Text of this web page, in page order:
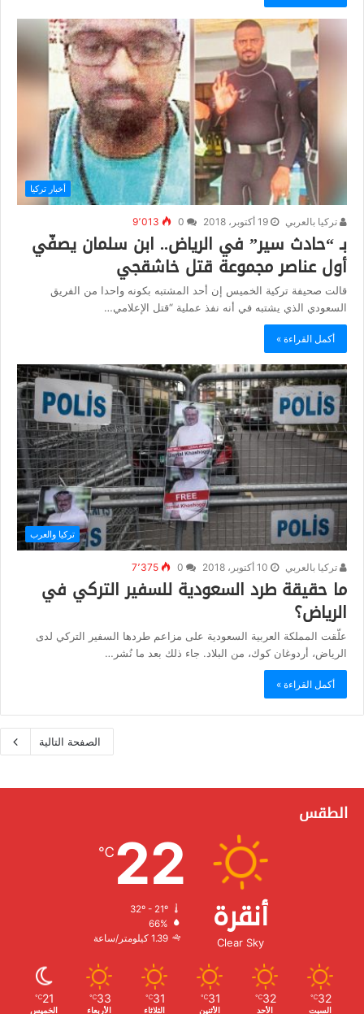
أخبار تركيا
تركيا بالعربي 19 أكتوبر، 2018 9٬013
بـ “حادث سير” في الرياض.. ابن سلمان يصفّي
أول عناصر مجموعة قتل خاشقجي
قالت صحيفة تركية الخميس إن أحد المشتبه بكونه واحدا من الفريق
السعودي الذي يشتبه في أنه نفذ عملية “قتل الإعلامي…
أكمل القراءة »
تركيا والعرب
تركيا بالعربي 10 أكتوبر، 2018 7٬375
ما حقيقة طرد السعودية للسفير التركي في
الرياض؟
علّقت المملكة العربية السعودية على مزاعم طردها السفير التركي لدى
الرياض، أردوغان كوك، من البلاد. جاء ذلك بعد ما نُشر…
أكمل القراءة »
الصفحة التالية
الطقس
أنقرة
Clear Sky
22
℃
32º - 21º
الرطوبة:
الرياح:1.39 كيلومتر/ساعة
32
℃
السبت
32
℃
الأحد
31
℃
الأثنين
31
℃
الثلاثاء
33
℃
الأربعاء
21
℃
الخميس